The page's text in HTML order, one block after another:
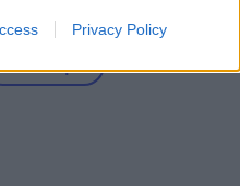
Privacy Policy
Αυτοκίνητο